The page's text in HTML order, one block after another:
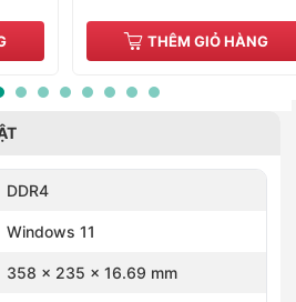
THÊM GIỎ HÀNG
DDR4
Windows 11
358 x 235 x 16.69 mm